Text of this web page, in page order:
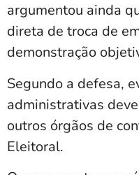
argumentou ainda
direta de troca de
demonstração
Segundo a defesa,
administrativas
outros órgãos de
Eleitoral.